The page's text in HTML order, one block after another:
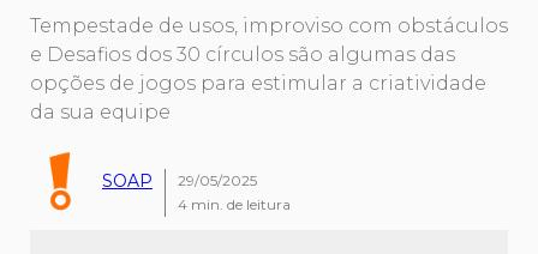
Tempestade de usos, improviso com obstáculos
e Desafios dos 30 círculos são algumas das
opções de jogos para estimular a criatividade
da sua equipe
SOAP
29/05/2025
4 min. de leitura